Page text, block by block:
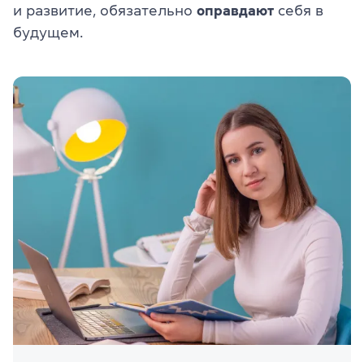
и развитие, обязательно оправдают себя в
будущем.